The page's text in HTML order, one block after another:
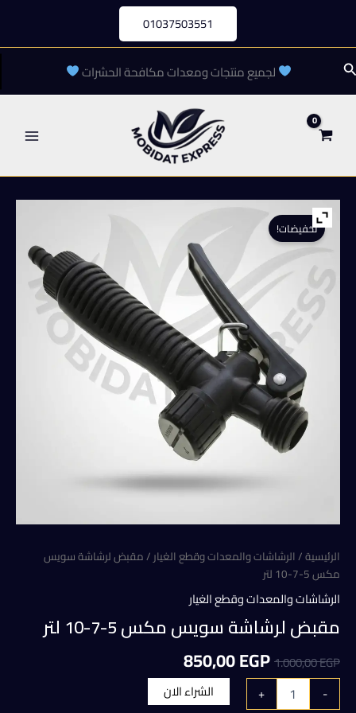
المحتوى
01037503551
البحث لجميع منتجات ومعدات مكافحة الحشرات
تخفيضات!
الرئيسية/الرشاشات والمعدات وقطع الغيار / مقبض لرشاشة سويس
مكس 5-7-10 لتر
الرشاشات والمعدات وقطع الغيار
مقبض لرشاشة سويس مكس 5-7-10 لتر
1.000,00EGP
السعر
الأصلي
850,00EGP
السعر
الحالي
-
كمية
مقبض + الشراء الان